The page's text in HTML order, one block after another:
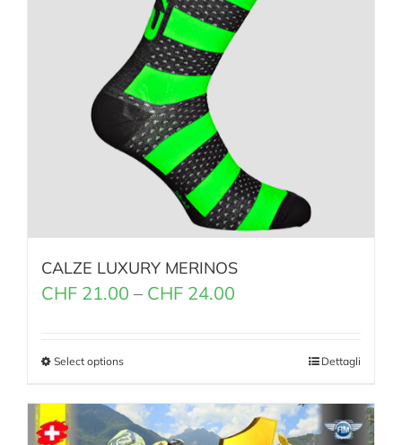
CALZE LUXURY MERINOS
CHF 21.00 – CHF 24.00
Select options Dettagli